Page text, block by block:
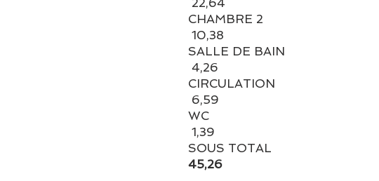
22,64
CHAMBRE 2
10,38
SALLE DE BAIN
4,26
CIRCULATION
6,59
WC
1,39
SOUS TOTAL
45,26